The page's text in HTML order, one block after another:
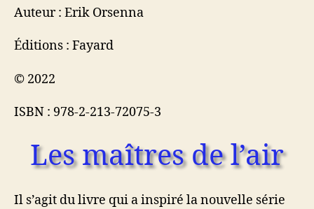
Auteur : Erik Orsenna
Éditions : Fayard
© 2022
ISBN : 978-2-213-72075-3
Les maîtres de l’air
Il s’agit du livre qui a inspiré la nouvelle série